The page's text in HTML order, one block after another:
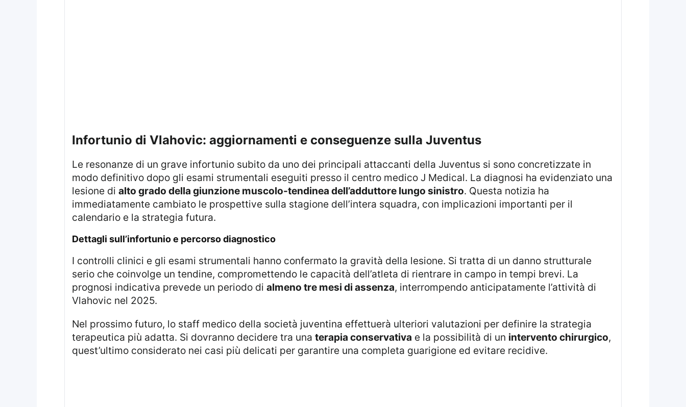
Infortunio di Vlahovic: aggiornamenti e conseguenze sulla Juventus
Le resonanze di un grave infortunio subito da uno dei principali attaccanti della Juventus si sono concretizzate in
modo definitivo dopo gli esami strumentali eseguiti presso il centro medico J Medical. La diagnosi ha evidenziato una
lesione di alto grado della giunzione muscolo-tendinea dell’adduttore lungo sinistro. Questa notizia ha
immediatamente cambiato le prospettive sulla stagione dell’intera squadra, con implicazioni importanti per il
calendario e la strategia futura.
Dettagli sull’infortunio e percorso diagnostico
I controlli clinici e gli esami strumentali hanno confermato la gravità della lesione. Si tratta di un danno strutturale
serio che coinvolge un tendine, compromettendo le capacità dell’atleta di rientrare in campo in tempi brevi. La
prognosi indicativa prevede un periodo di almeno tre mesi di assenza, interrompendo anticipatamente l’attività di
Vlahovic nel 2025.
Nel prossimo futuro, lo staff medico della società juventina effettuerà ulteriori valutazioni per definire la strategia
terapeutica più adatta. Si dovranno decidere tra una terapia conservativa e la possibilità di un intervento chirurgico,
quest’ultimo considerato nei casi più delicati per garantire una completa guarigione ed evitare recidive.